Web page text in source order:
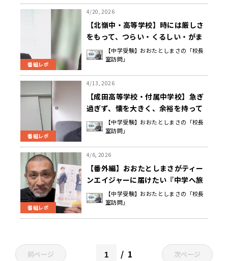
番組レポ
4/20, 2026
【北嶺中・高等学校】時には厳しさ
をもって、つらい・くるしい・がま
んを経験させると、心が折れにくく
育つ 谷地田 穣 校長先生
【中学受験】おおたとしまさの「校長
室訪問」
番組レポ
4/13, 2026
【成田高等学校・付属中学校】急ぎ
過ぎず、懐を大きく、余裕を持って
子どもの声を受け止めることで、心
が育っていく 鈴木 隆英 校長先生
【中学受験】おおたとしまさの「校長
室訪問」
番組レポ
4/6, 2026
【番外編】おおたとしまさがティー
ンエイジャーに届けたい『中学へ旅
立つ君へ 13歳からの一番大切なこ
と』
【中学受験】おおたとしまさの「校長
室訪問」
前ページ 1 次ページ